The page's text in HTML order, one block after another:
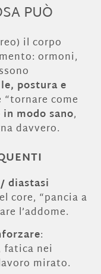
PUÒ
il corpo
ormoni,
postura e
come
modo sano,
davvero.
diastasi
core, “pancia a
l’addome.
:
nei
mirato.